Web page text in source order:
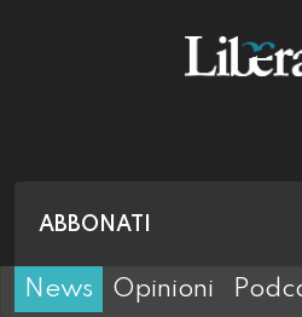
ABBONATI
News Opinioni